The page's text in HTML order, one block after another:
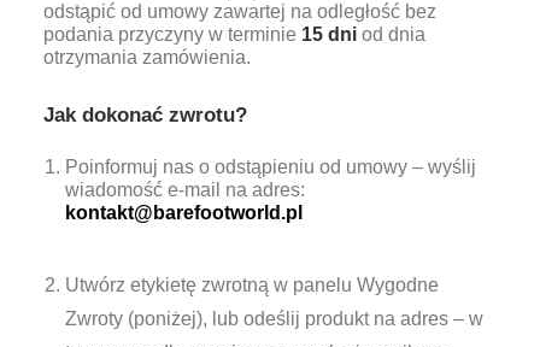
odstąpić od umowy zawartej na odległość bez
podania przyczyny w terminie 15 dni od dnia
otrzymania zamówienia.
Jak dokonać zwrotu?
Poinformuj nas o odstąpieniu od umowy – wyślij
wiadomość e-mail na adres:
kontakt@barefootworld.pl
Utwórz etykietę zwrotną w panelu Wygodne
Zwroty (poniżej), lub odeślij produkt na adres – w